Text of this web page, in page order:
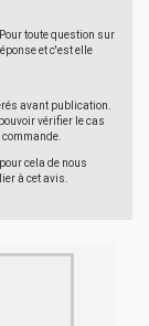
. Pour toute question sur
et c'est elle
avant publication.
vérifier le cas
cela de nous
à cet avis.